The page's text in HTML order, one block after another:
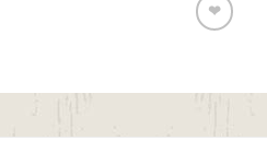
❤
Ajouter